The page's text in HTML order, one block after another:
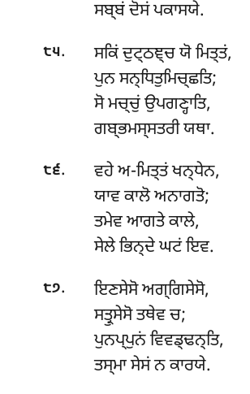
ਸਬ੍ਬਂ ਦੋਸਂ ਪਕਾਸਯੇ.
੮੫.
ਸਕਿਂ ਦੁਟ੍ਠਞ੍ਚ ਯੋ ਮਿਤ੍ਤਂ,
ਪੁਨ ਸਨ੍ਧਿਤੁਮਿਚ੍ਛਤਿ;
ਸੋਮਚ੍ਚੁਂ ਉਪਗਣ੍ਹਾਤਿ,
ਗਬ੍ਭਮਸ੍ਸਤਰੀ ਯਥਾ.
੮੬.
ਵਹੇ ਅ-ਮਿਤ੍ਤਂ ਖਨ੍ਧੇਨ,
ਯਾਵ ਕਾਲੋ ਅਨਾਗਤੋ;
ਤਮੇਵ ਆਗਤੇ ਕਾਲੇ,
ਸੇਲੇ ਭਿਨ੍ਦੇ ਘਟਂ ਇਵ.
੮੭.
ਇਣਸੇਸੋ ਅਗ੍ਗਿਸੇਸੋ,
ਸਤ੍ਰੁਸੇਸੋ ਤਥੇਵ ਚ;
ਪੁਨਪ੍ਪੁਨਂ ਵਿਵਡ੍ਢਨ੍ਤਿ,
ਤਸ੍ਮਾ ਸੇਸਂ ਨ ਕਾਰਯੇ.